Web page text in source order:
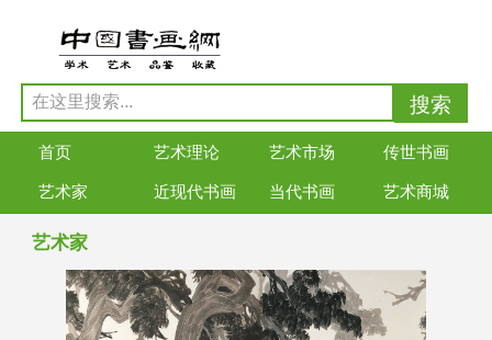
首页 艺术理论 艺术市场 传世书画
艺术家 近现代书画 当代书画 艺术商城
艺术家